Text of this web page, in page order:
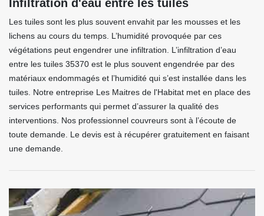
Infiltration d'eau entre les tuiles
Les tuiles sont les plus souvent envahit par les mousses et les
lichens au cours du temps. L’humidité provoquée par ces
végétations peut engendrer une infiltration. L’infiltration d’eau
entre les tuiles 35370 est le plus souvent engendrée par des
matériaux endommagés et l’humidité qui s’est installée dans les
tuiles. Notre entreprise Les Maitres de l'Habitat met en place des
services performants qui permet d’assurer la qualité des
interventions. Nos professionnel couvreurs sont à l’écoute de
toute demande. Le devis est à récupérer gratuitement en faisant
une demande.